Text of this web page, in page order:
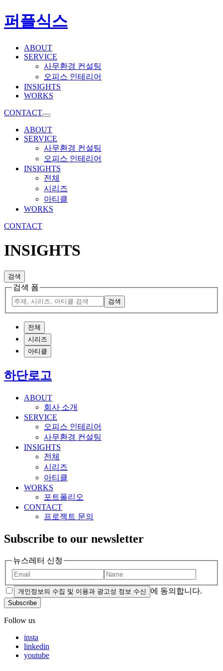
퍼플식스
ABOUT
SERVICE
사무환경 컨설팅
오피스 인테리어
INSIGHTS
WORKS
CONTACT
ABOUT
SERVICE
사무환경 컨설팅
오피스 인테리어
INSIGHTS
전체
시리즈
아티클
WORKS
CONTACT
INSIGHTS
검색
검색 폼
검색
전체
시리즈
아티클
하단로고
ABOUT
회사 소개
SERVICE
오피스 인테리어
사무환경 컨설팅
INSIGHTS
전체
시리즈
아티클
WORKS
포트폴리오
CONTACT
프로젝트 문의
Subscribe to our newsletter
뉴스레터 신청
개인정보의 수집 및 이용과 광고성 정보 수신 에 동의합니다.
Subscribe
Follow us
insta
linkedin
youtube